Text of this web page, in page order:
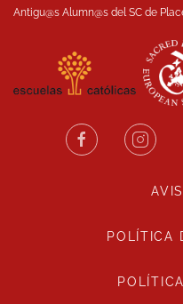
Antigu@s Alumn@s del SC de
POLÍTICA